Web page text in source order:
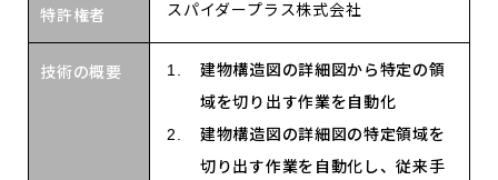
特許権者 スパイダープラス株式会社
技術の概要
建物構造図の詳細図から特定の領
域を切り出す作業を自動化
建物構造図の詳細図の特定領域を
切り出す作業を自動化し、従来手